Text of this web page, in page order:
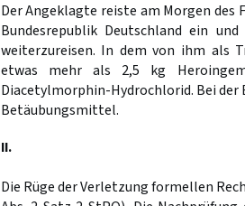
Der Angeklagte reiste am Morgen des
Bundesrepublik Deutschland ein
weiterzureisen. In dem von ihm als
etwas mehr als 2,5 kg
Diacetylmorphin-Hydrochlorid. Bei der
Betäubungsmittel.
II.
Die Rüge der Verletzung formellen